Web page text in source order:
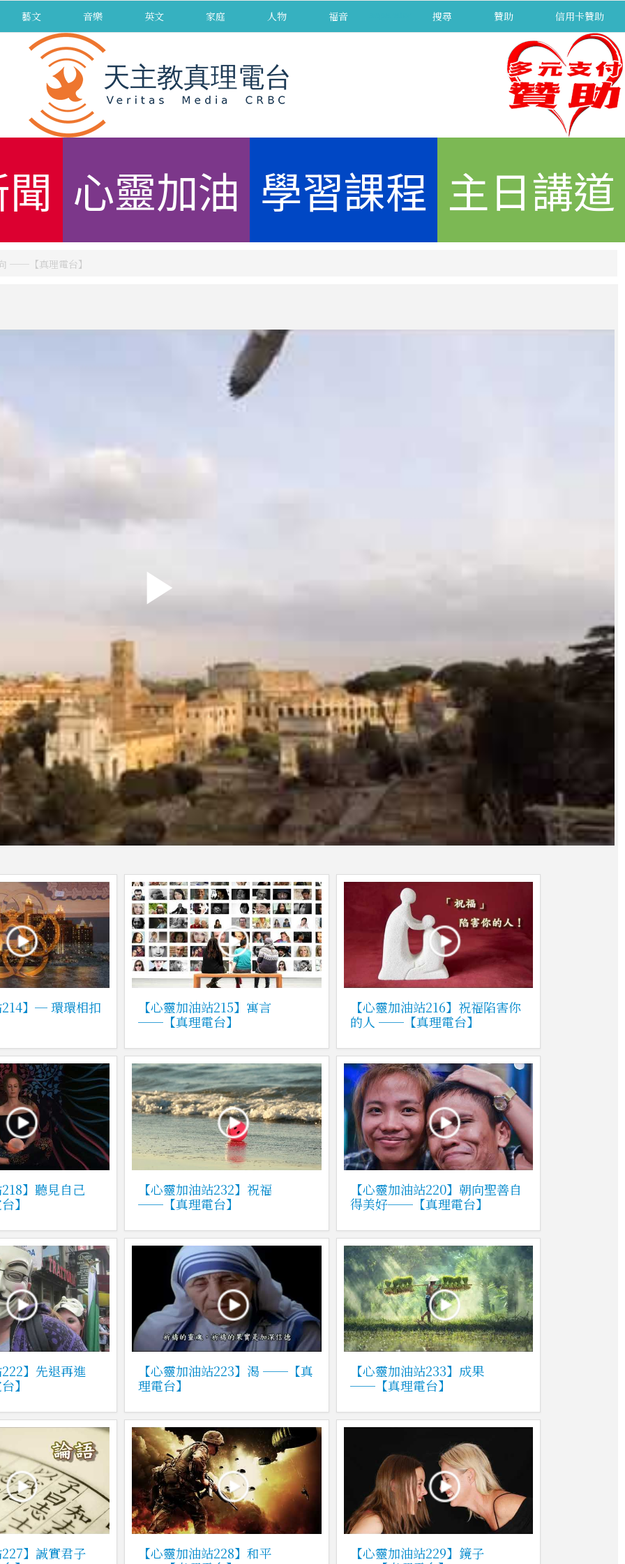
藝文 音樂 英文 家庭 人物 福音 搜尋 贊助 信用卡贊助
心靈加油 學習課程 主日講道
──【真理電台】
】─ 環環相扣
【心靈加油站215】寓言
──【真理電台】
【心靈加油站216】祝福陷害你
的人 ──【真理電台】
】聽見自己
】
【心靈加油站232】祝福
──【真理電台】
【心靈加油站220】朝向聖善自
得美好──【真理電台】
】先退再進
】
【心靈加油站223】渴 ──【真
理電台】
【心靈加油站233】成果
──【真理電台】
】誠實君子
【心靈加油站228】和平
【心靈加油站229】鏡子